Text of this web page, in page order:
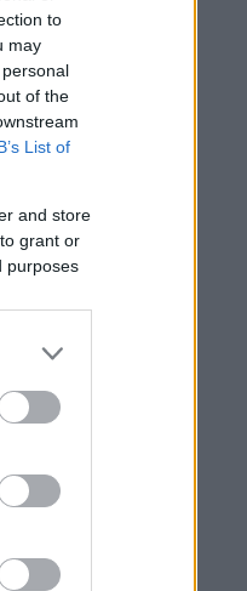
to
may
of the
List of
and store
grant or
purposes